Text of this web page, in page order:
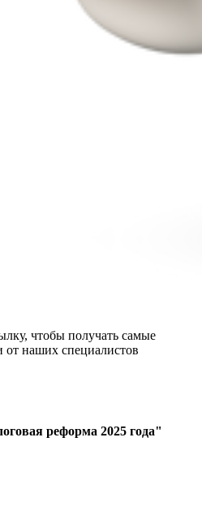
чтобы получать самые
наших специалистов
реформа 2025 года"